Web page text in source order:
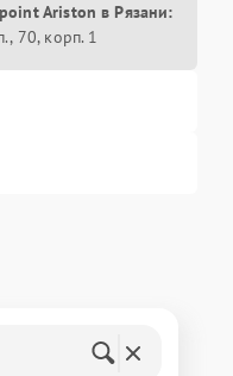
Ariston в Рязани:
70, корп. 1